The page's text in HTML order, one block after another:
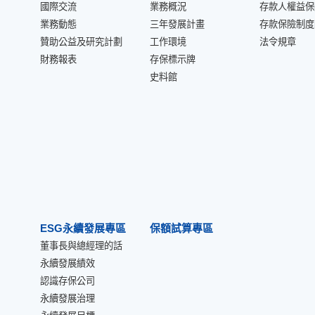
國際交流
業務動態
贊助公益及研究計劃
財務報表
業務概況
三年發展計畫
工作環境
存保標示牌
史料館
存款人權益
存款保險制
法令規章
ESG永續發展專區
董事長與總經理的話
永續發展績效
認識存保公司
永續發展治理
保額試算專區